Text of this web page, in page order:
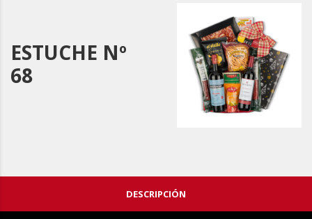
ESTUCHE Nº
68
DESCRIPCIÓN